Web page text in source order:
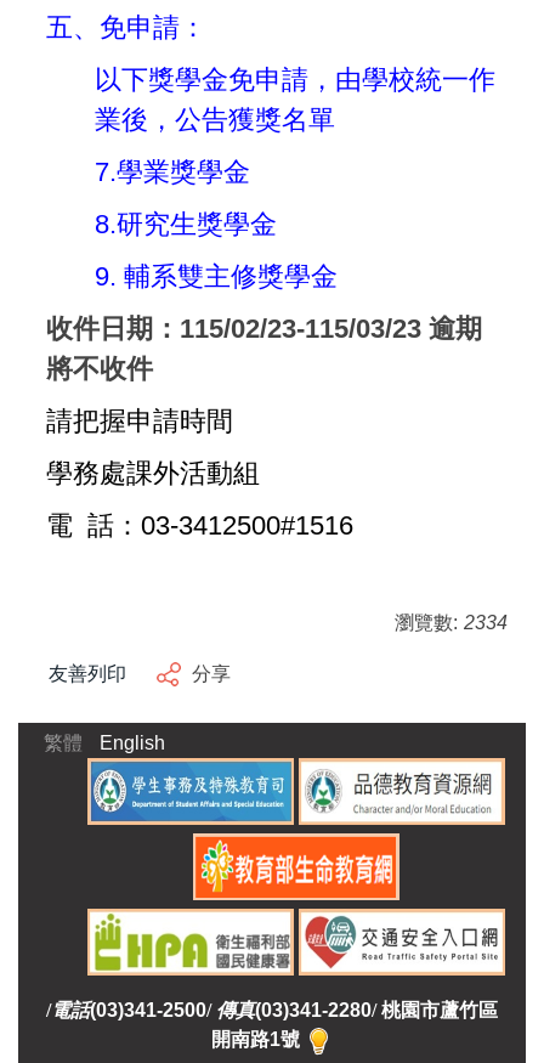
五、免申請：
以下獎學金免申請，由學校統一作
業後，公告獲獎名單
7.學業獎學金
8.研究生獎學金
9. 輔系雙主修獎學金
收件日期：115/02/23-115/03/23 逾期
將不收件
請把握申請時間
學務處課外活動組
電 話：03-3412500#1516
瀏覽數: 2334
友善列印 分享
繁體 English
/電話(03)341-2500/ 傳真(03)341-2280/ 桃園市蘆竹區
開南路1號